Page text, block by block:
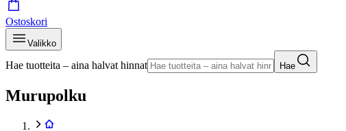
Ostoskori
Valikko
Hae tuotteita – aina halvat hinnat Hae
Murupolku